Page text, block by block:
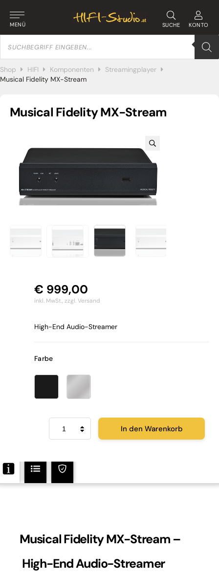
MENÜ SUCHE KONTO
Products
search
Shop HIFI Komponenten
Streamingplayer
Musical Fidelity MX-Stream
Musical Fidelity MX-Stream
€ 999,00
inkl. MwSt.,zzgl. Versand
High-End Audio-Streamer
Farbe
Musical
Fidelity
MX-
In den Warenkorb
Musical Fidelity MX-Stream –
High-End Audio-Streamer